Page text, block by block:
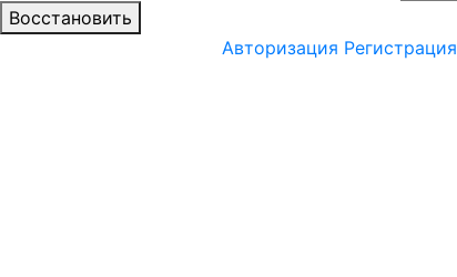
Восстановить
Авторизация Регистрация